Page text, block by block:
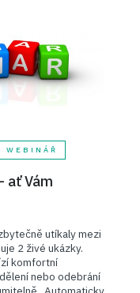
WEBINÁŘ
ať Vám
utíkaly mezi
2 živé ukázky.
komfortní
nebo odebrání